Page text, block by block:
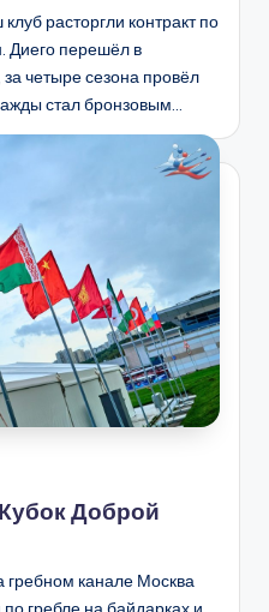
расторгли контракт по
Диего перешёл в
четыре сезона провёл
стал бронзовым…
Доброй
канале Москва